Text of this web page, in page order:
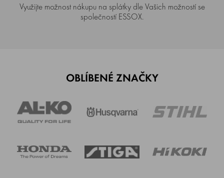
Využijte možnost nákupu na splátky dle Vašich možností se
společností ESSOX.
OBLÍBENÉ ZNAČKY